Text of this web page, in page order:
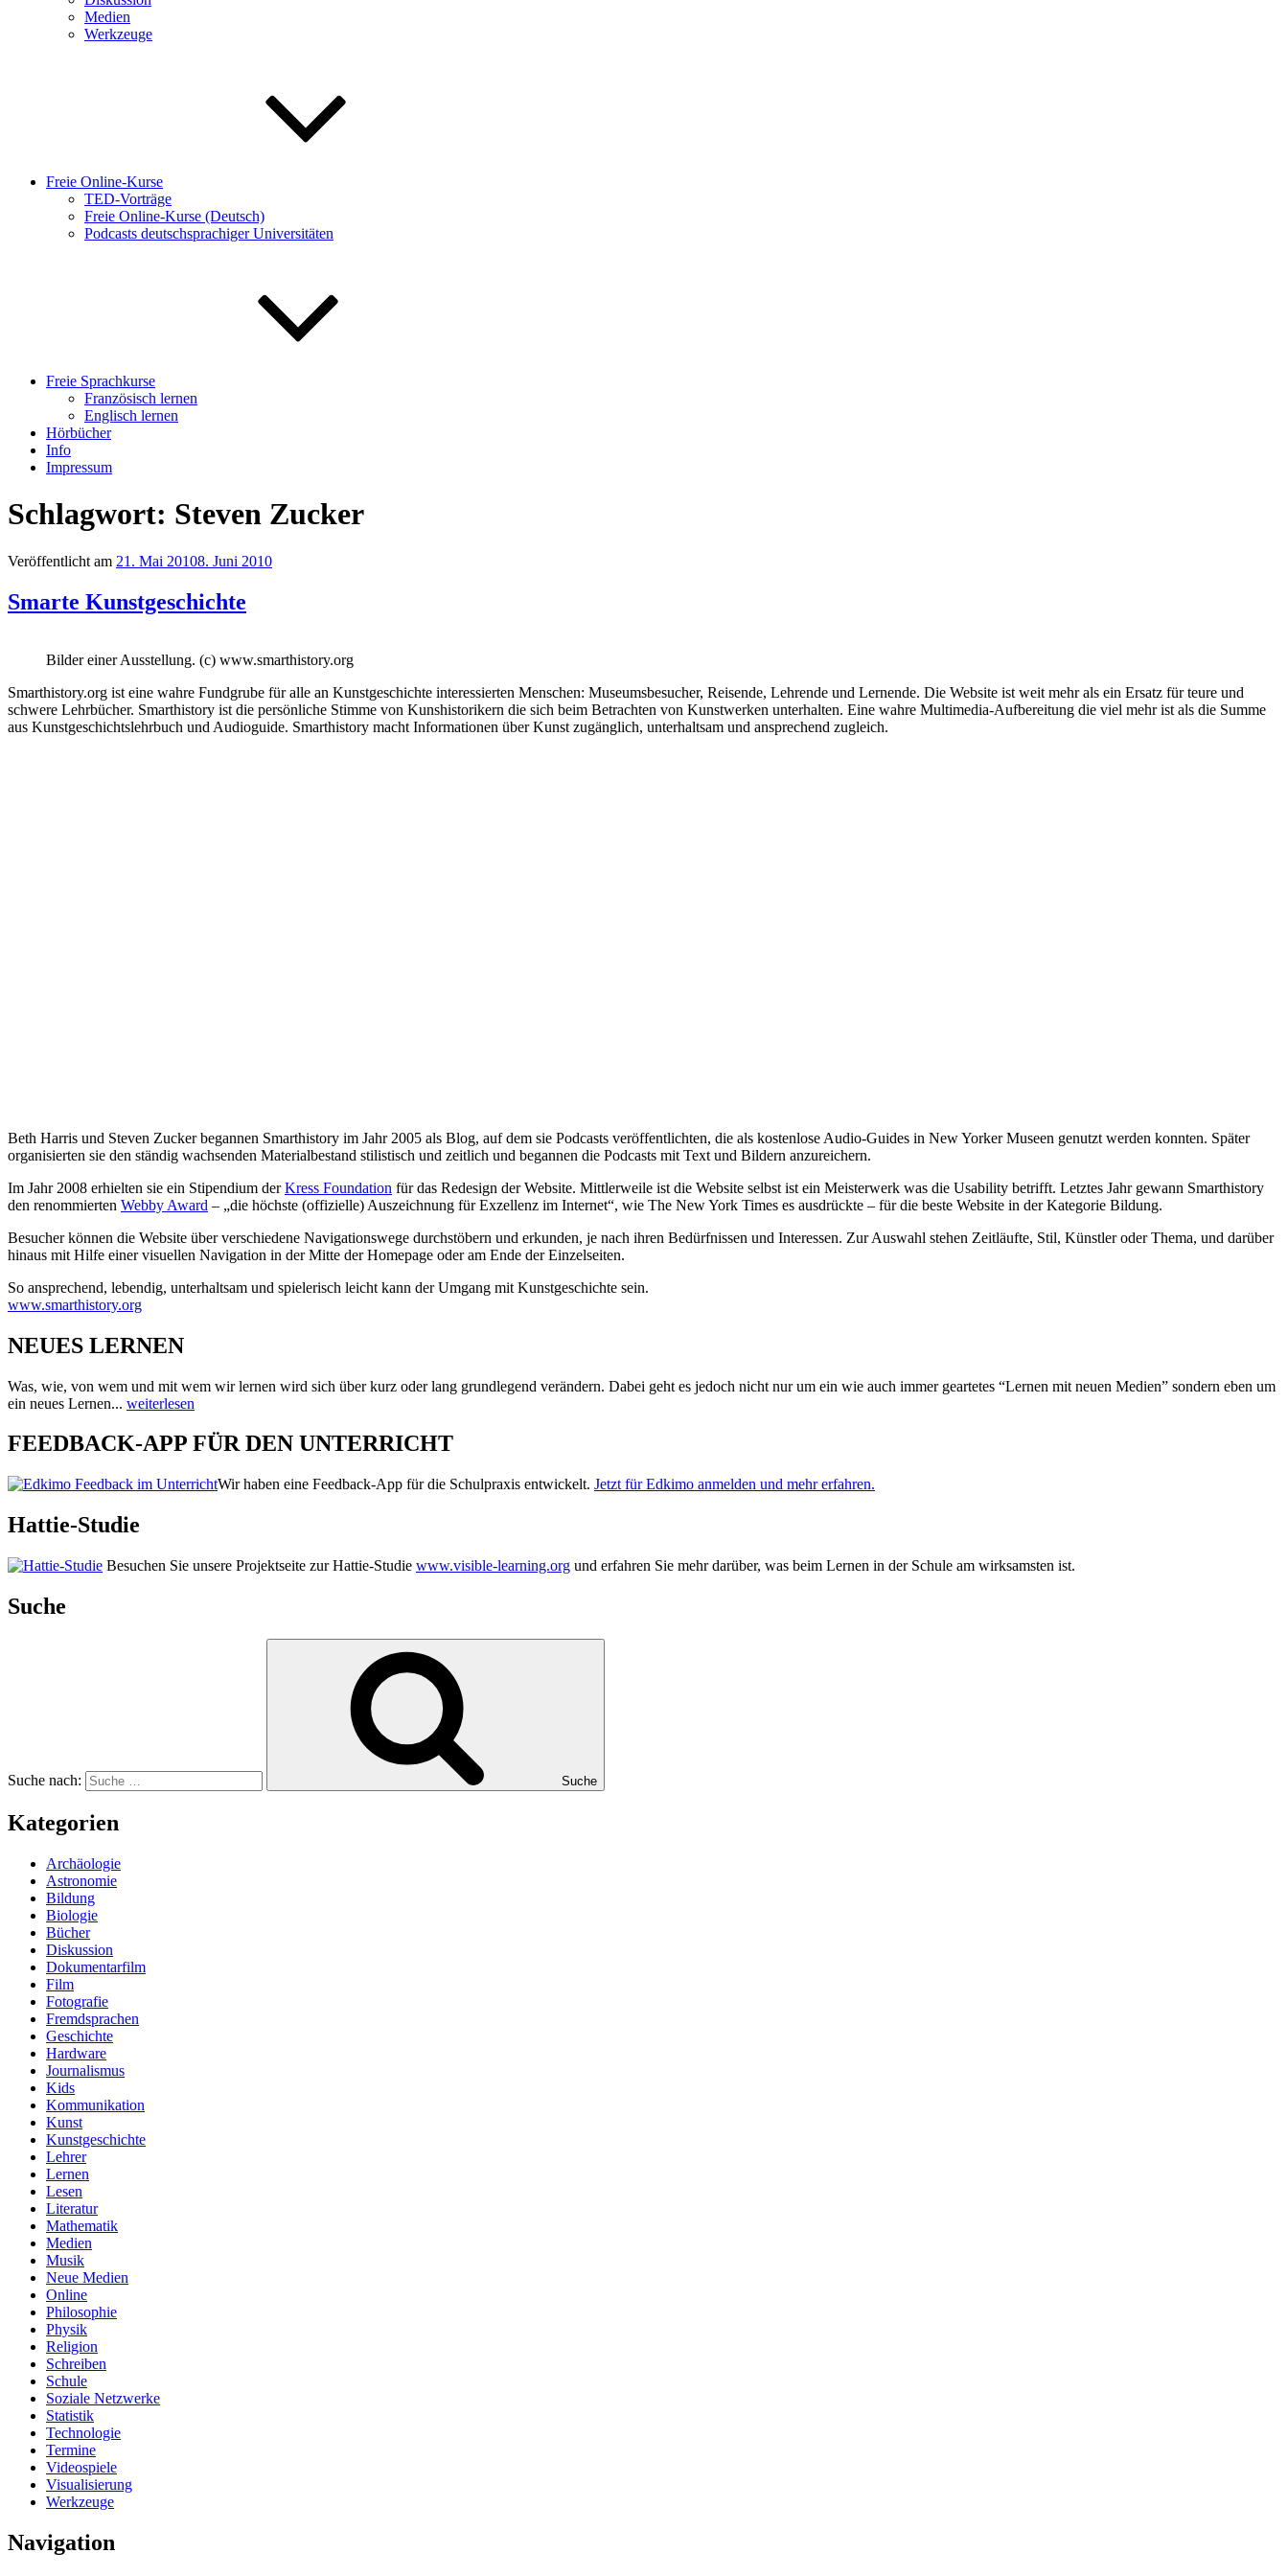
Medien
Werkzeuge
Freie Online-Kurse
TED-Vorträge
Freie Online-Kurse (Deutsch)
Podcasts deutschsprachiger Universitäten
Freie Sprachkurse
Französisch lernen
Englisch lernen
Hörbücher
Info
Impressum
Schlagwort: Steven Zucker
Veröffentlicht am 21. Mai 20108. Juni 2010
Smarte Kunstgeschichte
Bilder einer Ausstellung. (c) www.smarthistory.org
Smarthistory.org ist eine wahre Fundgrube für alle an Kunstgeschichte interessierten Menschen: Museumsbesucher, Reisende, Lehrende und Lernende. Die Website ist weit mehr als ein Ersatz für teure und
schwere Lehrbücher. Smarthistory ist die persönliche Stimme von Kunshistorikern die sich beim Betrachten von Kunstwerken unterhalten. Eine wahre Multimedia-Aufbereitung die viel mehr ist als die Summe
aus Kunstgeschichtslehrbuch und Audioguide. Smarthistory macht Informationen über Kunst zugänglich, unterhaltsam und ansprechend zugleich.
Beth Harris und Steven Zucker begannen Smarthistory im Jahr 2005 als Blog, auf dem sie Podcasts veröffentlichten, die als kostenlose Audio-Guides in New Yorker Museen genutzt werden konnten. Später
organisierten sie den ständig wachsenden Materialbestand stilistisch und zeitlich und begannen die Podcasts mit Text und Bildern anzureichern.
Im Jahr 2008 erhielten sie ein Stipendium derKress Foundation für das Redesign der Website. Mittlerweile ist die Website selbst ist ein Meisterwerk was die Usability betrifft. Letztes Jahr gewann Smarthistory
den renommierten Webby Award – „die höchste (offizielle) Auszeichnung für Exzellenz im Internet“, wie The New York Times es ausdrückte – für die beste Website in der Kategorie Bildung.
Besucher können die Website über verschiedene Navigationswege durchstöbern und erkunden, je nach ihren Bedürfnissen und Interessen. Zur Auswahl stehen Zeitläufte, Stil, Künstler oder Thema, und darüber
hinaus mit Hilfe einer visuellen Navigation in der Mitte der Homepage oder am Ende der Einzelseiten.
So ansprechend, lebendig, unterhaltsam und spielerisch leicht kann der Umgang mit Kunstgeschichte sein.
www.smarthistory.org
NEUES LERNEN
Was, wie, von wem und mit wem wir lernen wird sich über kurz oder lang grundlegend verändern. Dabei geht es jedoch nicht nur um ein wie auch immer geartetes “Lernen mit neuen Medien” sondern eben um
ein neues Lernen... weiterlesen
FEEDBACK-APP FÜR DEN UNTERRICHT
Wir haben eine Feedback-App für die Schulpraxis entwickelt. Jetzt für Edkimo anmelden und mehr erfahren.
Hattie-Studie
Besuchen Sie unsere Projektseite zur Hattie-Studie www.visible-learning.org und erfahren Sie mehr darüber, was beim Lernen in der Schule am wirksamsten ist.
Suche
Suche nach: Suche
Kategorien
Archäologie
Astronomie
Bildung
Biologie
Bücher
Diskussion
Dokumentarfilm
Film
Fotografie
Fremdsprachen
Geschichte
Hardware
Journalismus
Kids
Kommunikation
Kunst
Kunstgeschichte
Lehrer
Lernen
Lesen
Literatur
Mathematik
Medien
Musik
Neue Medien
Online
Philosophie
Physik
Religion
Schreiben
Schule
Soziale Netzwerke
Statistik
Technologie
Termine
Videospiele
Visualisierung
Werkzeuge
Navigation